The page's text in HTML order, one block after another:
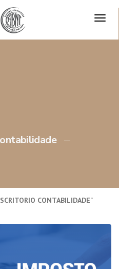
×
CONTABILIDADE"